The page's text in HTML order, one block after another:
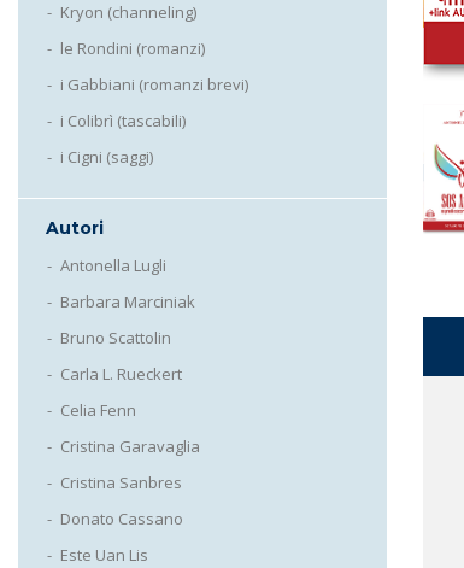
Kryon (channeling)
le Rondini (romanzi)
i Gabbiani (romanzi brevi)
i Colibrì (tascabili)
i Cigni (saggi)
Autori
Antonella Lugli
Barbara Marciniak
Bruno Scattolin
Carla L. Rueckert
Celia Fenn
Cristina Garavaglia
Cristina Sanbres
Donato Cassano
Este Uan Lis